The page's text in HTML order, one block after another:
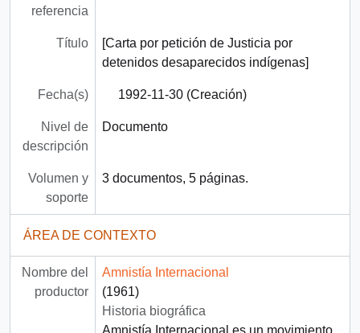
referencia
Título
[Carta por petición de Justicia por
detenidos desaparecidos indígenas]
Fecha(s) 1992-11-30 (Creación)
Nivel de
descripción
Documento
Volumen y
soporte
3 documentos, 5 páginas.
ÁREA DE CONTEXTO
Nombre del
productor
Amnistía Internacional
(1961)
Historia biográfica
Amnistía Internacional es un movimiento